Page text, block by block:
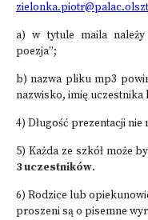
a) w tytule maila należy
poezja”;
b) nazwa pliku mp3
nazwisko, imię
4) Długość prezentacji
5) Każda ze szkół może
3 uczestników.
6) Rodzice lub
proszeni są o pisemne